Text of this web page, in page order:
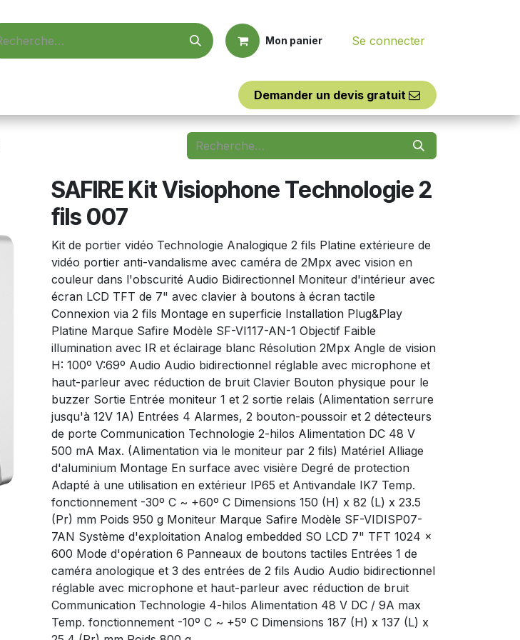
Mon panier Se connecter
Outillages Assistance
Demander un d​​evis ​​gratuit
SAFIRE Kit Visiophone Technologie 2
fils 007
Kit de portier vidéo Technologie Analogique 2 fils Platine extérieure de
vidéo portier anti-vandalisme avec caméra de 2Mpx avec vision en
couleur dans l'obscurité Audio Bidirectionnel Moniteur d'intérieur avec
écran LCD TFT de 7" avec clavier à boutons à écran tactile
Connexion via 2 fils Montage en superficie Installation Plug&Play
Platine Marque Safire Modèle SF-VI117-AN-1 Objectif Faible
illumination avec IR et éclairage blanc Résolution 2Mpx Angle de vision
H: 100º V:69º Audio Audio bidirectionnel réglable avec microphone et
haut-parleur avec réduction de bruit Clavier Bouton physique pour le
buzzer Sortie Entrée moniteur 1 et 2 sortie relais (Alimentation serrure
jusqu'à 12V 1A) Entrées 4 Alarmes, 2 bouton-poussoir et 2 détecteurs
de porte Communication Technologie 2-hilos Alimentation DC 48 V
500 mA Max. (Alimentation via le moniteur par 2 fils) Matériel Alliage
d'aluminium Montage En surface avec visière Degré de protection
Adapté à une utilisation en extérieur IP65 et Antivandale IK7 Temp.
fonctionnement -30º C ~ +60º C Dimensions 150 (H) x 82 (L) x 23.5
(Pr) mm Poids 950 g Moniteur Marque Safire Modèle SF-VIDISP07-
7AN Système d'exploitation Analog embedded SO LCD 7" TFT 1024 x
600 Mode d'opération 6 Panneaux de boutons tactiles Entrées 1 de
caméra anologique et 3 des entrées de 2 fils Audio Audio bidirectionnel
réglable avec microphone et haut-parleur avec réduction de bruit
Communication Technologie 4-hilos Alimentation 48 V DC / 9A max
Temp. fonctionnement -10º C ~ +5º C Dimensions 187 (H) x 137 (L) x